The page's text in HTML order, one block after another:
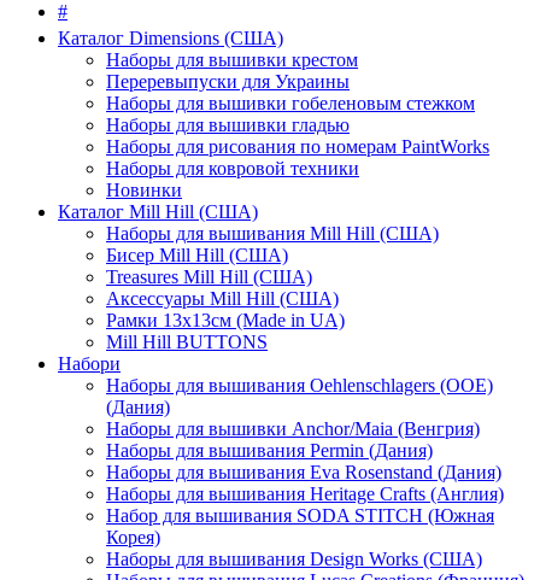
#
Каталог Dimensions (США)
Наборы для вышивки крестом
Переревыпуски для Украины
Наборы для вышивки гобеленовым стежком
Наборы для вышивки гладью
Наборы для рисования по номерам PaintWorks
Наборы для ковровой техники
Новинки
Каталог Mill Hill (США)
Наборы для вышивания Mill Hill (США)
Бисер Mill Hill (США)
Treasures Mill Hill (США)
Аксессуары Mill Hill (США)
Рамки 13х13см (Made in UA)
Mill Hill BUTTONS
Набори
Наборы для вышивания Oehlenschlagers (OOE)
(Дания)
Наборы для вышивки Anchor/Maia (Венгрия)
Наборы для вышивания Permin (Дания)
Наборы для вышивания Eva Rosenstand (Дания)
Наборы для вышивания Heritage Crafts (Англия)
Набор для вышивания SODA STITCH (Южная
Корея)
Наборы для вышивания Design Works (США)